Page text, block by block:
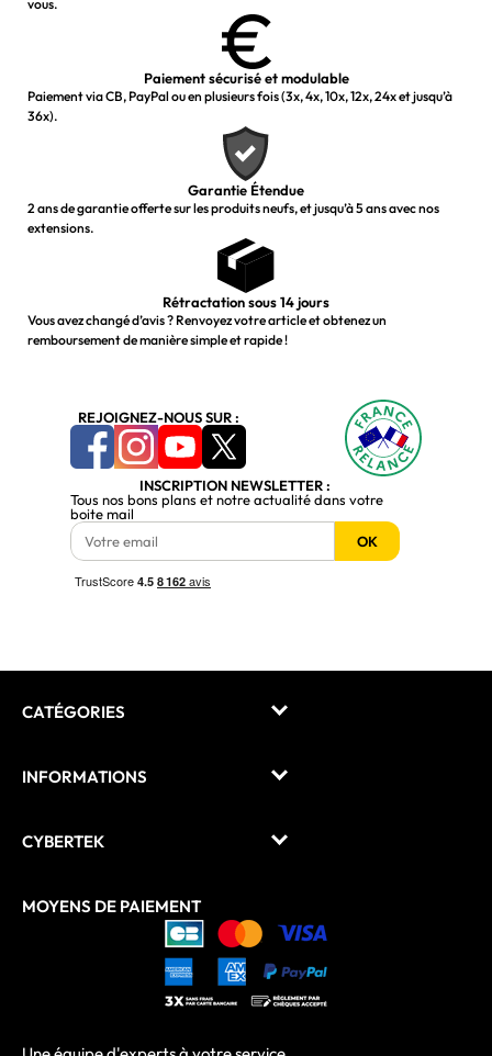
vous.
Paiement sécurisé et modulable
Paiement via CB, PayPal ou en plusieurs fois (3x, 4x, 10x, 12x, 24x et jusqu’à
36x).
Garantie Étendue
2 ans de garantie offerte sur les produits neufs, et jusqu’à 5 ans avec nos
extensions.
Rétractation sous 14 jours
Vous avez changé d’avis ? Renvoyez votre article et obtenez un
remboursement de manière simple et rapide !
REJOIGNEZ-NOUS SUR :
INSCRIPTION NEWSLETTER :
Tous nos bons plans et notre actualité dans votre
boite mail
OK
CATÉGORIES
INFORMATIONS
CYBERTEK
MOYENS DE PAIEMENT